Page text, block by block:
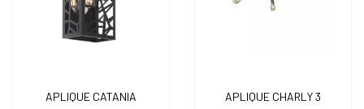
APLIQUE CATANIA APLIQUE CHARLY 3